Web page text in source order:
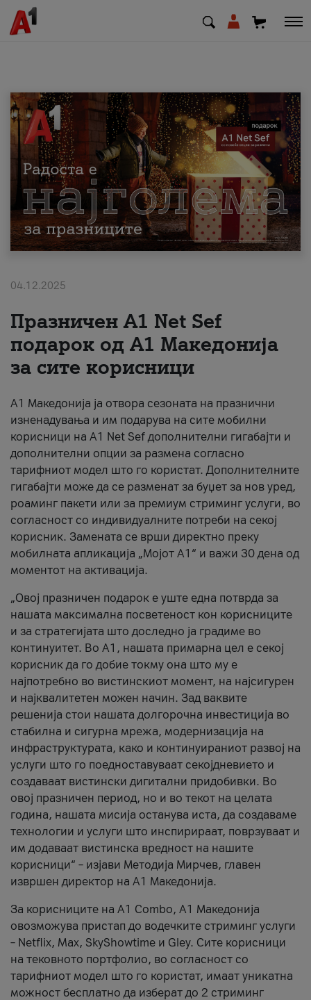
МК EN SQ
Приватни Деловни
Поддршка
Надополни кредит
За нас
#ПодобарОнлајн
04.12.2025
Празничен A1 Net Sеf
подарок од А1 Македонија
за сите корисници
А1 Македонија ја отвора сезоната на празнични
изненадувања и им подарува на сите мобилни
корисници на A1 Net Sef дополнителни гигабајти и
дополнителни опции за размена согласно
тарифниот модел што го користат. Дополнителните
гигабајти може да се разменат за буџет за нов уред,
роаминг пакети или за премиум стриминг услуги, во
согласност со индивидуалните потреби на секој
корисник. Замената се врши директно преку
мобилната апликација „Мојот А1“ и важи 30 дена од
моментот на активација.
„Овој празничен подарок е уште една потврда за
нашата максимална посветеност кон корисниците
и за стратегијата што доследно ја градиме во
континуитет. Во А1, нашата примарна цел е секој
корисник да го добие токму она што му е
најпотребно во вистинскиот момент, на најсигурен
и најквалитетен можен начин. Зад ваквите
решенија стои нашата долгорочна инвестиција во
стабилна и сигурна мрежа, модернизација на
инфраструктурата, како и континуираниот развој на
услуги што го поедноставуваат секојдневието и
создаваат вистински дигитални придобивки. Во
овој празничен период, но и во текот на целата
година, нашата мисија останува иста, да создаваме
технологии и услуги што инспирираат, поврзуваат и
им додаваат вистинска вредност на нашите
корисници“ – изјави Методија Мирчев, главен
извршен директор на А1 Македонија.
За корисниците на A1 Combo, А1 Македонија
овозможува пристап до водечките стриминг услуги
– Netflix, Max, SkyShowtime и Gley. Сите корисници
на тековното портфолио, во согласност со
тарифниот модел што го користат, имаат уникатна
можност бесплатно да изберат до 2 стриминг